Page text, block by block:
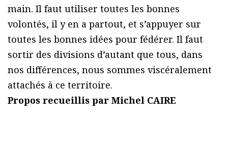
main. Il faut utiliser toutes les bonnes
volontés, il y en a partout, et s’appuyer sur
toutes les bonnes idées pour fédérer. Il faut
sortir des divisions d’autant que tous, dans
nos différences, nous sommes viscéralement
attachés à ce territoire.
Propos recueillis par Michel CAIRE